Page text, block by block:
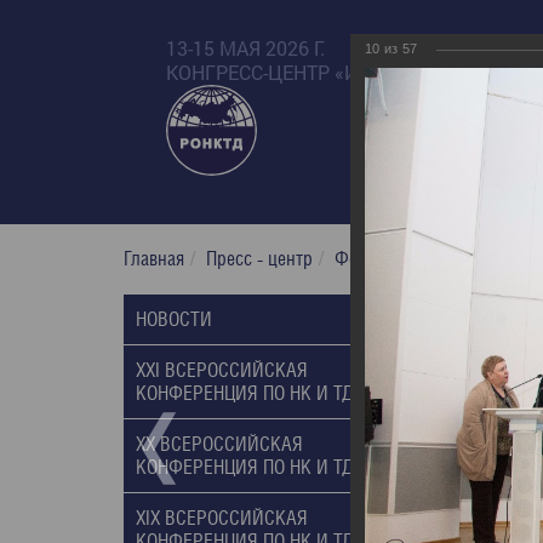
13-15 МАЯ 2026 Г.
КОНГРЕСС-ЦЕНТР «ИЗМАЙЛОВО БЕТА»
Главная Пресс - центр Фотогалерея XX
XX
НОВОСТИ
XXI ВСЕРОССИЙСКАЯ
КОНФЕРЕНЦИЯ ПО НК И ТД, 2017
XX ВСЕРОССИЙСКАЯ
КОНФЕРЕНЦИЯ ПО НК И ТД, 2014
XIX ВСЕРОССИЙСКАЯ
10 из 57